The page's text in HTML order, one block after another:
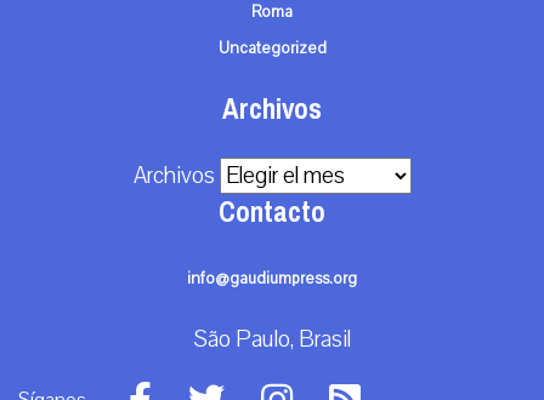
Roma
Uncategorized
Archivos
Archivos
Contacto
info@gaudiumpress.org
São Paulo, Brasil